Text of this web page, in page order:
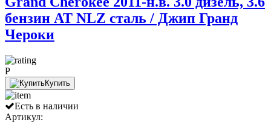
бензин АТ NLZ сталь / Джип Гранд
Чероки
P
Купить
Есть в наличии
Артикул: